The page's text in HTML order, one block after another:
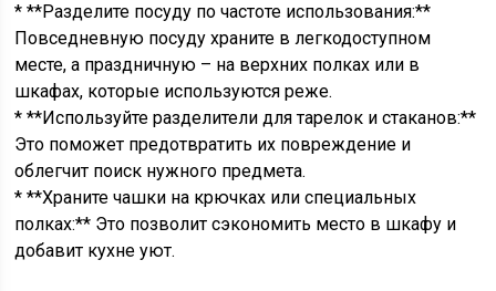
* **Разделите посуду по частоте использования:**
Повседневную посуду храните в легкодоступном
месте, а праздничную – на верхних полках или в
шкафах, которые используются реже.
* **Используйте разделители для тарелок и стаканов:**
Это поможет предотвратить их повреждение и
облегчит поиск нужного предмета.
* **Храните чашки на крючках или специальных
полках:** Это позволит сэкономить место в шкафу и
добавит кухне уют.